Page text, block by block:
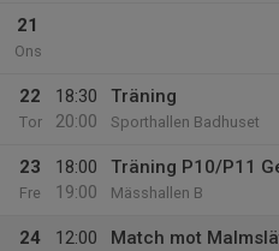
21
Ons
22
Tor
18:30
20:00
Träning
Sporthallen Badhuset
23
Fre
18:00
19:00
Träning P10/P11
Mässhallen B
24
12:00
Match mot